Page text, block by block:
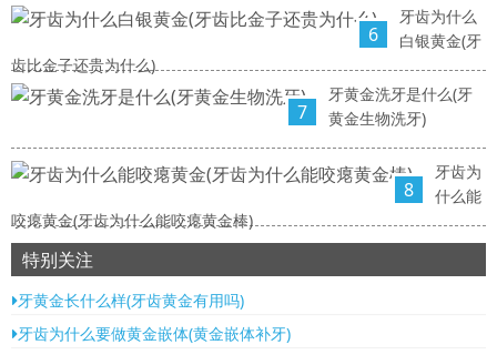
6
牙齿为什么
白银黄金(牙
齿比金子还贵为什么)
7
牙黄金洗牙是什么(牙
黄金生物洗牙)
8
牙齿为
什么能
咬瘪黄金(牙齿为什么能咬瘪黄金棒)
特别关注
牙黄金长什么样(牙齿黄金有用吗)
牙齿为什么要做黄金嵌体(黄金嵌体补牙)